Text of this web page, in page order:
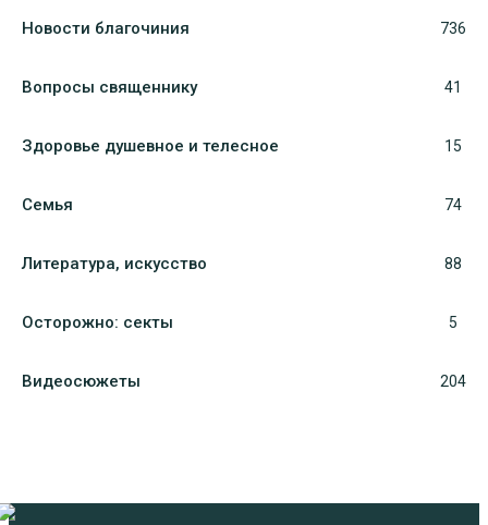
Новости благочиния 736
Вопросы священнику 41
Здоровье душевное и телесное 15
Семья 74
Литература, искуcство 88
Осторожно: секты 5
Видеосюжеты 204